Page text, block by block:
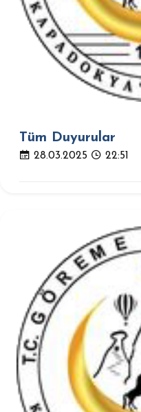
Tüm Duyurular
28.03.2025 22:51